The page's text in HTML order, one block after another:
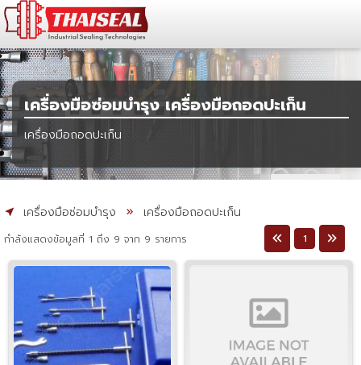
เครื่องมือซ่อมบำรุง เครื่องมือถอดปะเก็น
เครื่องมือถอดปะเก็น
เครื่องมือซ่อมบำรุง เครื่องมือถอดปะเก็น
กำลังแสดงข้อมูลที่ 1 ถึง 9 จาก 9 รายการ 1